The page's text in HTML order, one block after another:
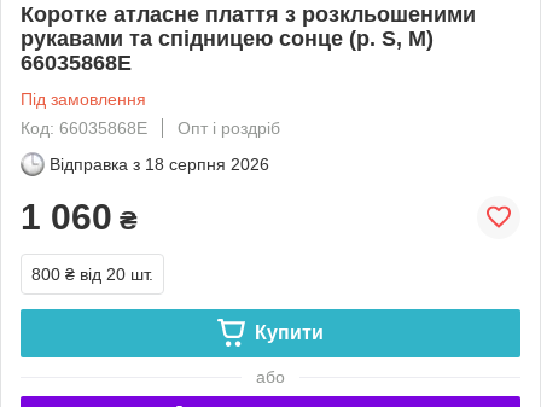
Коротке атласне плаття з розкльошеними
рукавами та спідницею сонце (р. S, M)
66035868Е
Під замовлення
Код: 66035868Е
Опт і роздріб
Відправка з 18 серпня 2026
1 060 ₴
800 ₴ від 20 шт.
Купити
або